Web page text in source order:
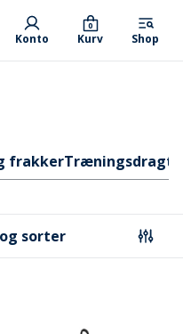
Konto Kurv
0
Shop
frakker
sorter